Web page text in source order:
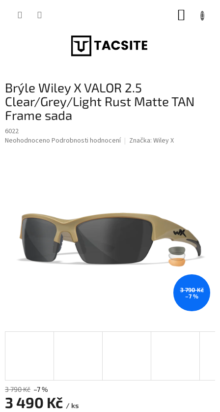
Brýle Wiley X VALOR 2.5
Clear/Grey/Light Rust Matte TAN
Frame sada
6022
Průměrné
Neohodnoceno Podrobnosti hodnocení Značka: Wiley X
3 790 Kč
–7 %
3 790 Kč –7 %
3 490 Kč / ks